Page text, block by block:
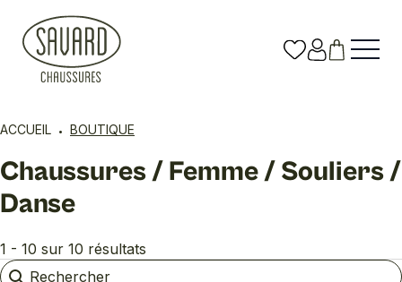
ACCUEIL BOUTIQUE
Chaussures / Femme / Souliers /
Danse
1 - 10 sur 10 résultats
Rechercher
Rechercher